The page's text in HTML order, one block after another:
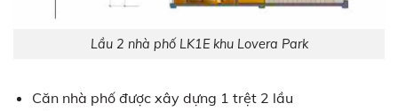
Lầu 2 nhà phố LK1E khu Lovera Park
Căn nhà phố được xây dựng 1 trệt 2 lầu